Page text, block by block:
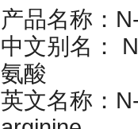
产品名称：
中文别名：
氨酸
英文名称：